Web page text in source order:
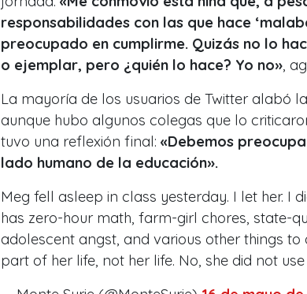
responsabilidades con las que hace
preocupado en cumplirme. Quizás no lo
o ejemplar, pero ¿quién lo hace? Yo no»,
La mayoría de los usuarios de Twitter alabó
aunque hubo algunos colegas que lo
tuvo una reflexión final: «Debemos
lado humano de la educación».
Meg fell asleep in class yesterday. I let her. I
has zero-hour math, farm-girl chores, state-
adolescent angst, and various other things to
part of her life, not her life. No, she did not use